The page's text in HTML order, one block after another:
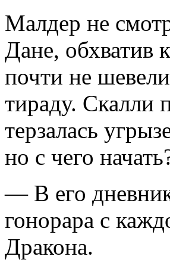
Малдер не
Дане, обхватив
почти не
тираду. Скалли
терзалась
но с чего
— В его
гонорара с
Дракона.